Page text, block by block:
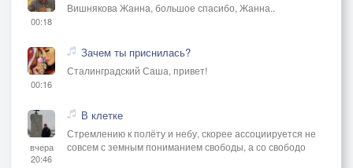
00:18
Вишнякова Жанна, большое спасибо, Жанна..
00:16
Зачем ты приснилась?
Сталинградский Саша, привет!
вчера
20:46
В клетке
Стремлению к полёту и небу, скорее ассоциируется не
совсем с земным пониманием свободы, а со свободо